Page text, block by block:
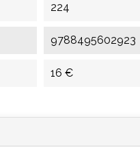
224
9788495602923
16 €